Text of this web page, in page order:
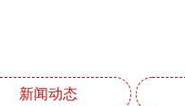
新闻动态